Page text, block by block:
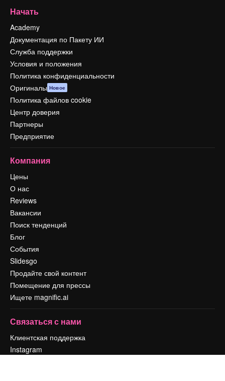
Начать
Academy
Документация по Пакету ИИ
Служба поддержки
Условия и положения
Политика конфиденциальности
Оригиналы Новое
Политика файлов cookie
Центр доверия
Партнеры
Предприятие
Компания
Цены
О нас
Reviews
Вакансии
Поиск тенденций
Блог
События
Slidesgo
Продайте свой контент
Помещение для прессы
Ищете magnific.ai
Связаться с нами
Клиентская поддержка
Instagram